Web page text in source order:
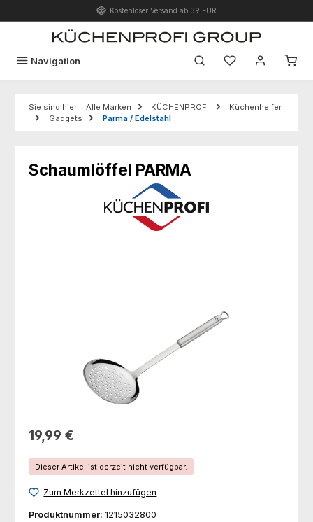
Zum Hauptinhalt springenKostenloser Versand ab 39 EUR
Navigation Du hast 0
Sie sind hier: Alle Marken KÜCHENPROFI
Küchenhelfer
Gadgets
Parma / Edelstahl
Schaumlöffel PARMA
Regulärer Preis:
19,99 €
Dieser Artikel ist derzeit nicht verfügbar.
Zum Merkzettel hinzufügen
Produktnummer: 1215032800